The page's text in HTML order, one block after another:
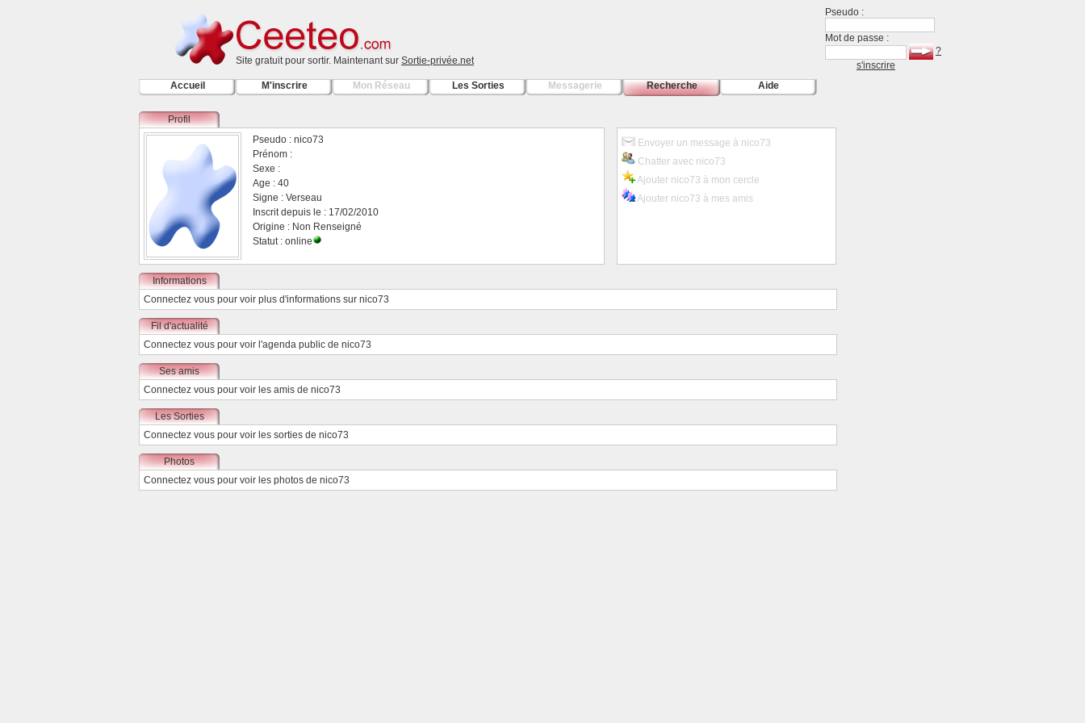
Site gratuit pour sortir. Maintenant sur Sortie-privée.net
Pseudo :
Mot de passe :
?
s'inscrire
Accueil
M'inscrire Mon Réseau Les Sorties Messagerie Recherche Aide
Profil
Pseudo : nico73
Prénom :
Sexe :
Age : 40
Signe : Verseau
Inscrit depuis le : 17/02/2010
Origine : Non Renseigné
Statut : online
Envoyer un message à nico73
Chatter avec nico73
Ajouter nico73 à mon cercle
Ajouter nico73 à mes amis
Informations
Connectez vous pour voir plus d'informations sur nico73
Fil d'actualité
Connectez vous pour voir l'agenda public de nico73
Ses amis
Connectez vous pour voir les amis de nico73
Les Sorties
Connectez vous pour voir les sorties de nico73
Photos
Connectez vous pour voir les photos de nico73